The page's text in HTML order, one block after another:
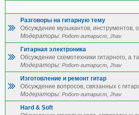
Разговоры на гитарную тему
Обсуждение музыкантов, инструментов,
Модераторы: Робот-гитарист, Jhav
Гитарная электроника
Обсуждение схемотехники гитарного, а
Модераторы: Робот-гитарист, Jhav
Изготовление и ремонт гитар
Обсуждение вопросов, связанных с
Модераторы: Робот-гитарист, Jhav
Hard & Soft